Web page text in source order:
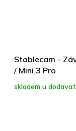
Stablecam -
/ Mini 3 Pro
skladem u